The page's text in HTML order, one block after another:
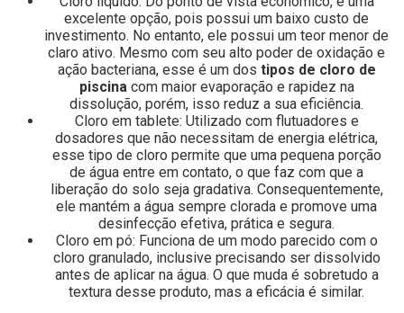
excelente opção, pois possui um baixo custo de
investimento. No entanto, ele possui um teor menor de
claro ativo. Mesmo com seu alto poder de oxidação e
ação bacteriana, esse é um dos tipos de cloro de
piscinacom maior evaporação e rapidez na
dissolução, porém, isso reduz a sua eficiência.
Cloro em tablete: Utilizado com flutuadores e
dosadores que não necessitam de energia elétrica,
esse tipo de cloro permite que uma pequena porção
de água entre em contato, o que faz com que a
liberação do solo seja gradativa. Consequentemente,
ele mantém a água sempre clorada e promove uma
desinfecção efetiva, prática e segura.
Cloro em pó: Funciona de um modo parecido com o
cloro granulado, inclusive precisando ser dissolvido
antes de aplicar na água. O que muda é sobretudo a
textura desse produto, mas a eficácia é similar.